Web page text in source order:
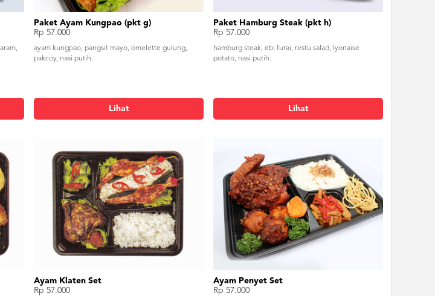
Paket Ayam Kungpao (pkt g)
Rp 57.000
ayam kungpao, pangsit mayo, omelette gulung,
pakcoy, nasi putih.
Lihat
Paket Hamburg Steak (pkt h)
Rp 57.000
hamburg steak, ebi furai, restu salad, lyonaise
potato, nasi putih.
Lihat
Ayam Klaten Set
Rp 57.000
Ayam Penyet Set
Rp 57.000